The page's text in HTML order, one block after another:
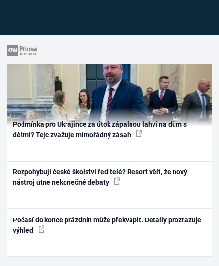
Podmínka pro Ukrajince za útok zápalnou lahví na dům s
dětmi? Tejc zvažuje mimořádný zásah
Rozpohybují české školství ředitelé? Resort věří, že nový
nástroj utne nekonečné debaty
Počasí do konce prázdnin může překvapit. Detaily prozrazuje
výhled